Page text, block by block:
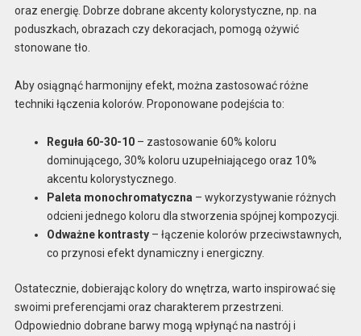
oraz energię. Dobrze dobrane akcenty kolorystyczne, np. na
poduszkach, obrazach czy dekoracjach, pomogą ożywić
stonowane tło.
Aby osiągnąć harmonijny efekt, można zastosować różne
techniki łączenia kolorów. Proponowane podejścia to:
Reguła 60-30-10– zastosowanie 60% koloru
dominującego, 30% koloru uzupełniającego oraz 10%
akcentu kolorystycznego.
Paleta monochromatyczna – wykorzystywanie różnych
odcieni jednego koloru dla stworzenia spójnej kompozycji.
Odważne kontrasty– łączenie kolorów przeciwstawnych,
co przynosi efekt dynamiczny i energiczny.
Ostatecznie, dobierając kolory do wnętrza, warto inspirować się
swoimi preferencjami oraz charakterem przestrzeni.
Odpowiednio dobrane barwy mogą wpłynąć na nastrój i